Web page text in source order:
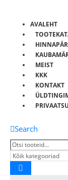
AVALEHT
MEIST
KKK
KONTAKT
Search